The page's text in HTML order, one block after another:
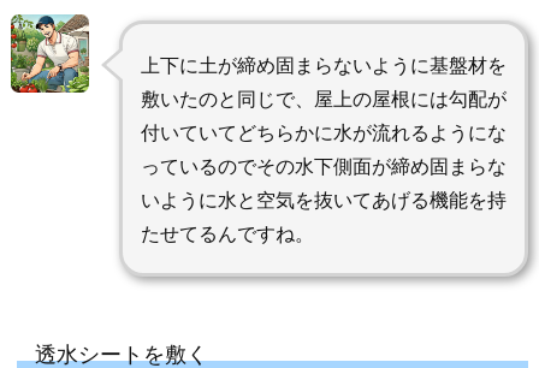
上下に土が締め固まらないように基盤材を
敷いたのと同じで、屋上の屋根には勾配が
付いていてどちらかに水が流れるようにな
っているのでその水下側面が締め固まらな
いように水と空気を抜いてあげる機能を持
たせてるんですね。
透水シートを敷く